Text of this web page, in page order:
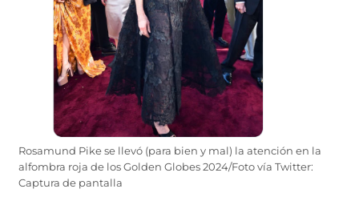
Rosamund Pike se llevó (para bien y mal) la atención en la
alfombra roja de los Golden Globes 2024/Foto vía Twitter:
Captura de pantalla